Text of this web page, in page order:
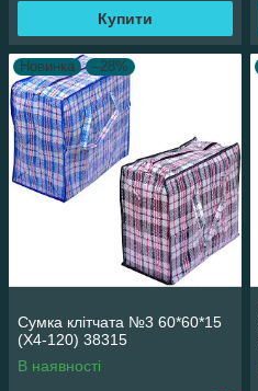
Купити
Новинка –28%
Сумка клітчата №3 60*60*15
(X4-120) 38315
В наявності